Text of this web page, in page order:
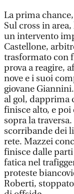
La prima
Sul cross in
un intervento
Castellone,
trasformato con
prova a reagire,
nove e i suoi
giovane
al gol, dapprima
finisce alto, e
sopra la
scorribande dei
rete. Mazzei
finisce dalle
fatica nel
proteste
Roberti,